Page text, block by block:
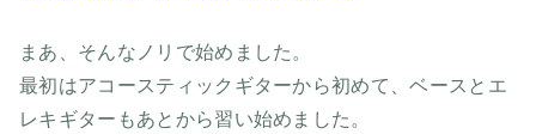
まあ、そんなノリで始めました。
最初はアコースティックギターから初めて、ベースとエ
レキギターもあとから習い始めました。